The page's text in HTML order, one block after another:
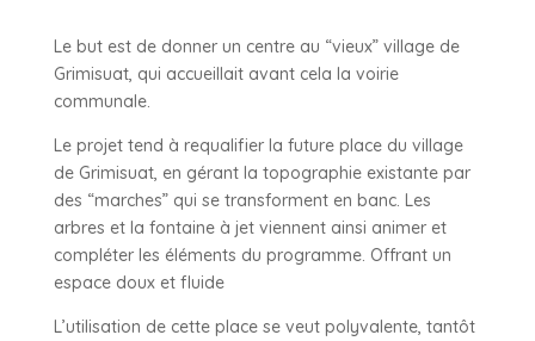
Le but est de donner un centre au “vieux” village de
Grimisuat, qui accueillait avant cela la voirie
communale.
Le projet tend à requalifier la future place du village
de Grimisuat, en gérant la topographie existante par
des “marches” qui se transforment en banc. Les
arbres et la fontaine à jet viennent ainsi animer et
compléter les éléments du programme. Offrant un
espace doux et fluide
L’utilisation de cette place se veut polyvalente, tantôt